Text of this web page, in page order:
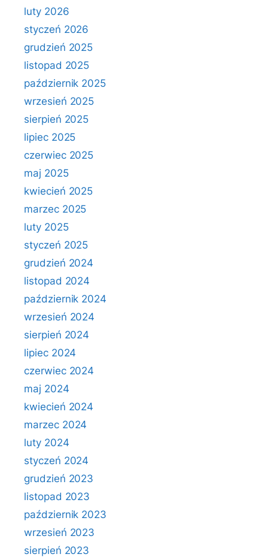
luty 2026
styczeń 2026
grudzień 2025
listopad 2025
październik 2025
wrzesień 2025
sierpień 2025
lipiec 2025
czerwiec 2025
maj 2025
kwiecień 2025
marzec 2025
luty 2025
styczeń 2025
grudzień 2024
listopad 2024
październik 2024
wrzesień 2024
sierpień 2024
lipiec 2024
czerwiec 2024
maj 2024
kwiecień 2024
marzec 2024
luty 2024
styczeń 2024
grudzień 2023
listopad 2023
październik 2023
wrzesień 2023
sierpień 2023